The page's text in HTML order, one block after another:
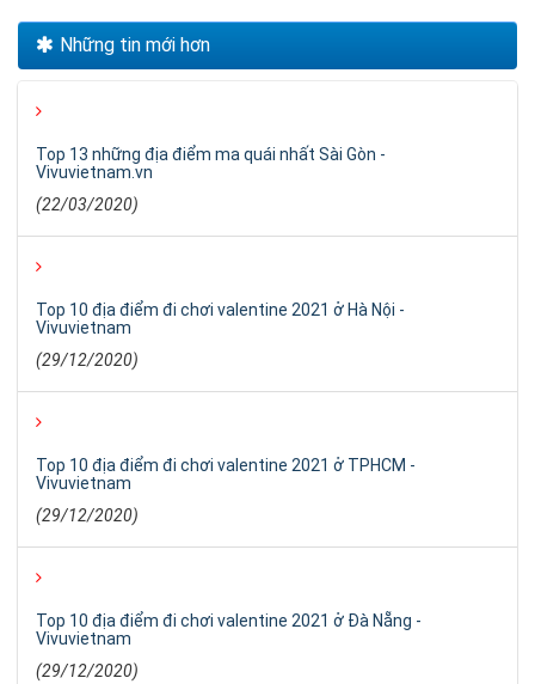
Những tin mới hơn
Top 13 những địa điểm ma quái nhất Sài Gòn -
Vivuvietnam.vn
(22/03/2020)
Top 10 địa điểm đi chơi valentine 2021 ở Hà Nội -
Vivuvietnam
(29/12/2020)
Top 10 địa điểm đi chơi valentine 2021 ở TPHCM -
Vivuvietnam
(29/12/2020)
Top 10 địa điểm đi chơi valentine 2021 ở Đà Nẵng -
Vivuvietnam
(29/12/2020)